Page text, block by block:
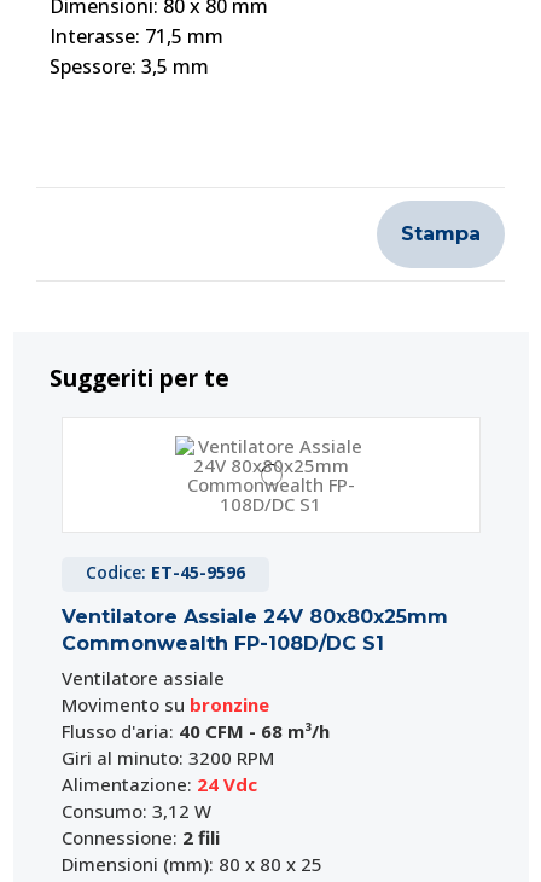
Dimensioni: 80 x 80 mm
Interasse: 71,5 mm
Spessore: 3,5 mm
Stampa
Suggeriti per te
Codice: ET-45-9596
Ventilatore Assiale 24V 80x80x25mm
Commonwealth FP-108D/DC S1
Ventilatore assiale
Movimento su bronzine
Flusso d'aria: 40 CFM - 68 m³/h
Giri al minuto: 3200 RPM
Alimentazione: 24 Vdc
Consumo: 3,12 W
Connessione: 2 fili
Dimensioni (mm): 80 x 80 x 25